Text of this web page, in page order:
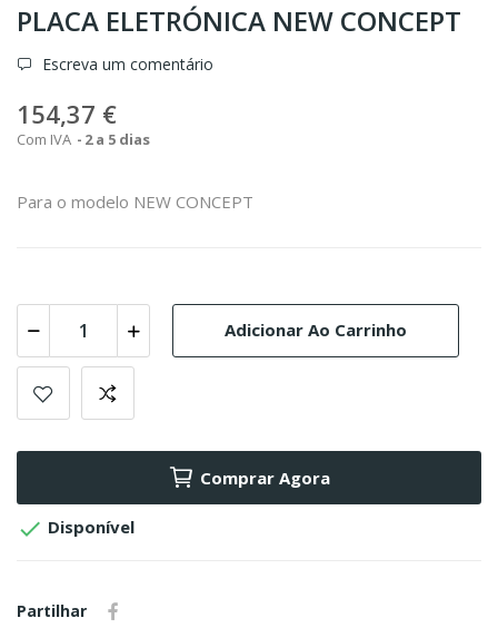
PLACA ELETRÓNICA NEW CONCEPT
Escreva um comentário
154,37 €
Com IVA 2 a 5 dias
Para o modelo NEW CONCEPT
Adicionar Ao Carrinho
Comprar Agora
 Disponível
Partilhar